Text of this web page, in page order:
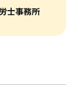
士事務所